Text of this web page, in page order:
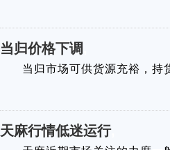
当归价格下调
当归市场可供货源充裕，持
天麻行情低迷运行,